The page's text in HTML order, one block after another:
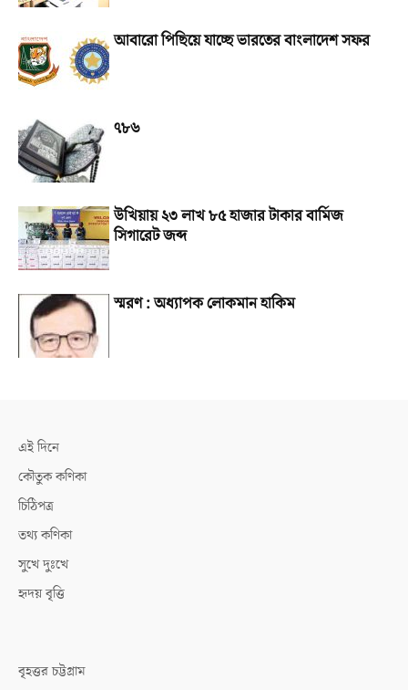
আবারো পিছিয়ে যাচ্ছে ভারতের বাংলাদেশ সফর
৭৮৬
উখিয়ায় ২৩ লাখ ৮৫ হাজার টাকার বার্মিজ
সিগারেট জব্দ
স্মরণ : অধ্যাপক লোকমান হাকিম
এই দিনে
কৌতুক কণিকা
চিঠিপত্র
তথ্য কণিকা
সুখে দুঃখে
হৃদয় বৃত্তি
বৃহত্তর চট্টগ্রাম